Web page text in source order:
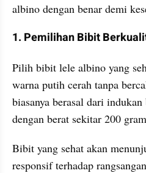
albino dengan benar demi
1. Pemilihan Bibit
Pilih bibit lele albino yang
warna putih cerah tanpa
biasanya berasal dari
dengan berat sekitar 200
Bibit yang sehat akan
responsif terhadap